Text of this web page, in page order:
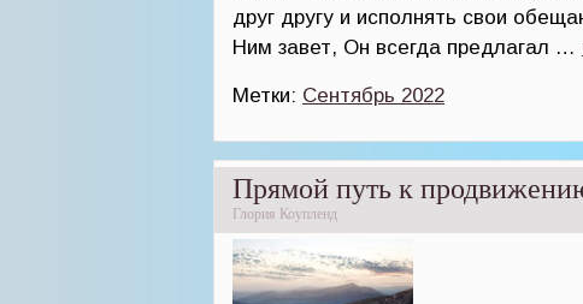
друг другу и исполнять свои
Ним завет, Он всегда предлагал …
Метки: Сентябрь 2022
Прямой путь к
Глория Коупленд